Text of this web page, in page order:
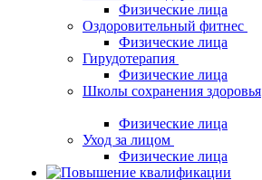
Физические лица
Оздоровительный фитнес
Физические лица
Гирудотерапия
Физические лица
Школы сохранения здоровья
Физические лица
Уход за лицом
Физические лица